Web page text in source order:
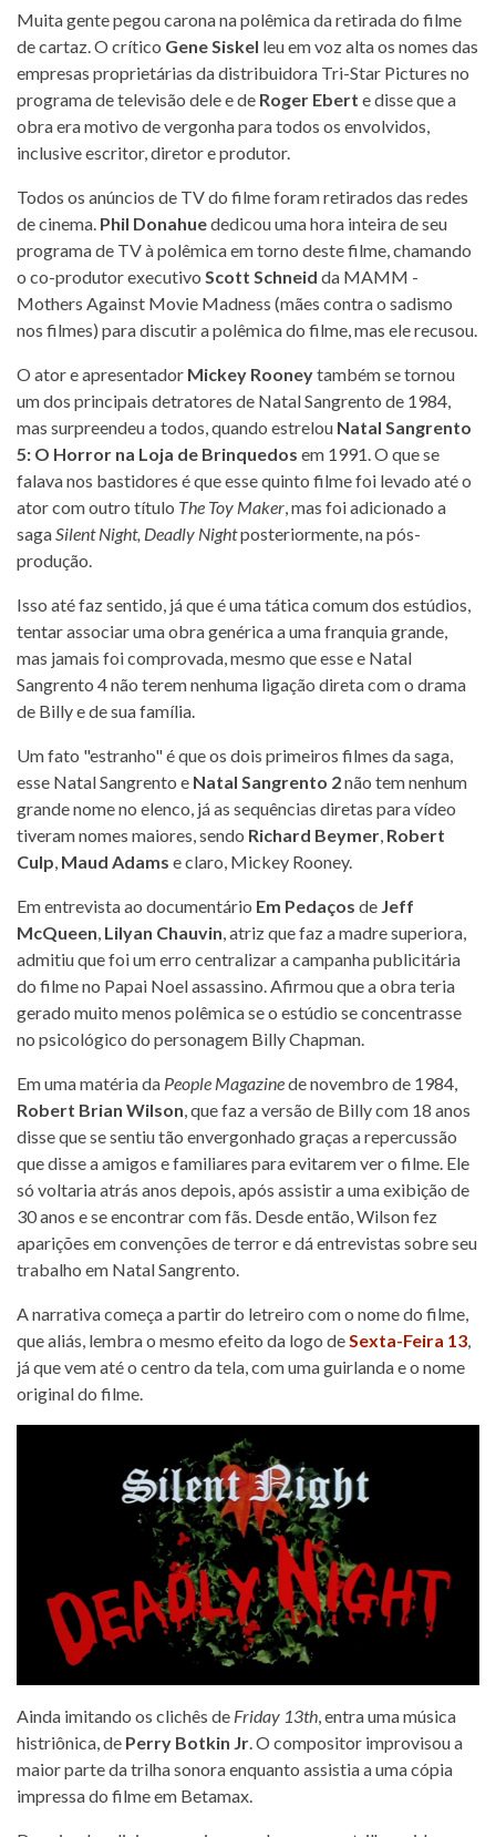
Muita gente pegou carona na polêmica da retirada do filme
de cartaz. O crítico Gene Siskel leu em voz alta os nomes das
empresas proprietárias da distribuidora Tri-Star Pictures no
programa de televisão dele e de Roger Ebert e disse que a
obra era motivo de vergonha para todos os envolvidos,
inclusive escritor, diretor e produtor.
Todos os anúncios de TV do filme foram retirados das redes
de cinema. Phil Donahuededicou uma hora inteira de seu
programa de TV à polêmica em torno deste filme, chamando
o co-produtor executivo Scott Schneid da MAMM -
Mothers Against Movie Madness (mães contra o sadismo
nos filmes) para discutir a polêmica do filme, mas ele recusou.
O ator e apresentador Mickey Rooneytambém se tornou
um dos principais detratores de Natal Sangrento de 1984,
mas surpreendeu a todos, quando estrelou Natal Sangrento
5: O Horror na Loja de Brinquedos em 1991. O que se
falava nos bastidores é que esse quinto filme foi levado até o
ator com outro título The Toy Maker, mas foi adicionado a
sagaSilent Night, Deadly Nightposteriormente, na pós-
produção.
Isso até faz sentido, já que é uma tática comum dos estúdios,
tentar associar uma obra genérica a uma franquia grande,
mas jamais foi comprovada, mesmo que esse e Natal
Sangrento 4 não terem nenhuma ligação direta com o drama
de Billy e de sua família.
Um fato "estranho" é que os dois primeiros filmes da saga,
esse Natal Sangrento e Natal Sangrento 2não tem nenhum
grande nome no elenco, já as sequências diretas para vídeo
tiveram nomes maiores, sendo Richard Beymer, Robert
Culp, Maud Adams e claro, Mickey Rooney.
Em entrevista ao documentário Em Pedaços de Jeff
McQueen, Lilyan Chauvin, atriz que faz a madre superiora,
admitiu que foi um erro centralizar a campanha publicitária
do filme no Papai Noel assassino. Afirmou que a obra teria
gerado muito menos polêmica se o estúdio se concentrasse
no psicológico do personagem Billy Chapman.
Em uma matéria da People Magazinede novembro de 1984,
Robert Brian Wilson, que faz a versão de Billy com 18 anos
disse que se sentiu tão envergonhado graças a repercussão
que disse a amigos e familiares para evitarem ver o filme. Ele
só voltaria atrás anos depois, após assistir a uma exibição de
30 anos e se encontrar com fãs. Desde então, Wilson fez
aparições em convenções de terror e dá entrevistas sobre seu
trabalho em Natal Sangrento.
A narrativa começa a partir do letreiro com o nome do filme,
que aliás, lembra o mesmo efeito da logo deSexta-Feira 13,
já que vem até o centro da tela, com uma guirlanda e o nome
original do filme.
Ainda imitando os clichês de Friday 13th, entra uma música
histriônica, de Perry Botkin Jr. O compositor improvisou a
maior parte da trilha sonora enquanto assistia a uma cópia
impressa do filme em Betamax.